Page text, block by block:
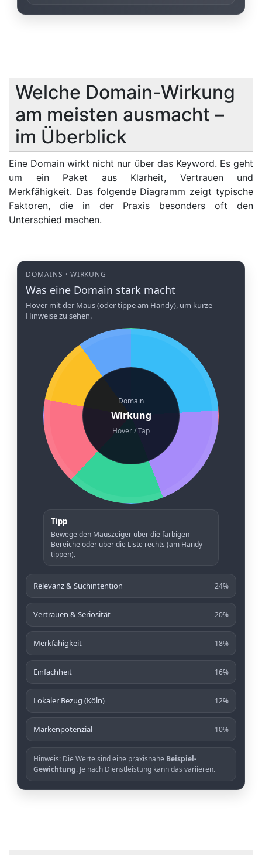
Welche Domain-Wirkung
am meisten ausmacht –
im Überblick
Eine Domain wirkt nicht nur über das Keyword. Es geht
um ein Paket aus Klarheit, Vertrauen und
Merkfähigkeit. Das folgende Diagramm zeigt typische
Faktoren, die in der Praxis besonders oft den
Unterschied machen.
DOMAINS · WIRKUNG
Was eine Domain stark macht
Hover mit der Maus (oder tippe am Handy), um kurze
Hinweise zu sehen.
Domain
Wirkung
Hover / Tap
Tipp
Bewege den Mauszeiger über die farbigen
Bereiche oder über die Liste rechts (am Handy
tippen).
Relevanz & Suchintention 24%
Vertrauen & Seriosität 20%
Merkfähigkeit 18%
Einfachheit 16%
Lokaler Bezug (Köln) 12%
Markenpotenzial 10%
Hinweis: Die Werte sind eine praxisnahe Beispiel-
Gewichtung. Je nach Dienstleistung kann das variieren.